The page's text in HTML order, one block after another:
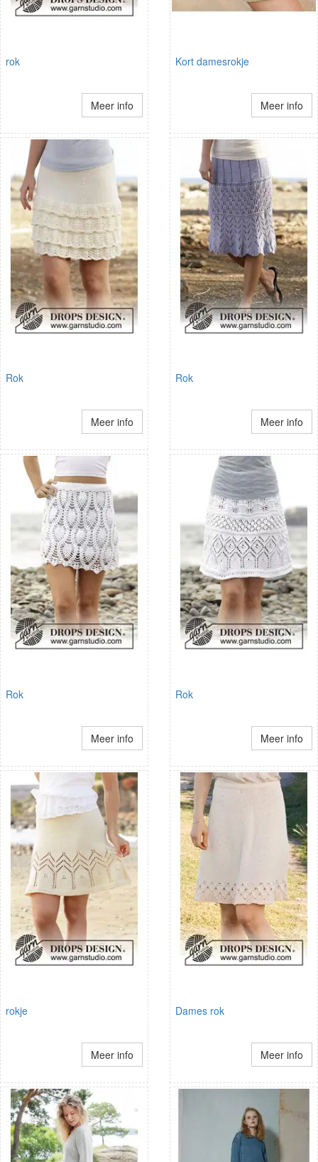
rok
Meer info
Kort damesrokje
Meer info
Rok
Meer info
Rok
Meer info
Rok
Meer info
Rok
Meer info
rokje
Meer info
Dames rok
Meer info